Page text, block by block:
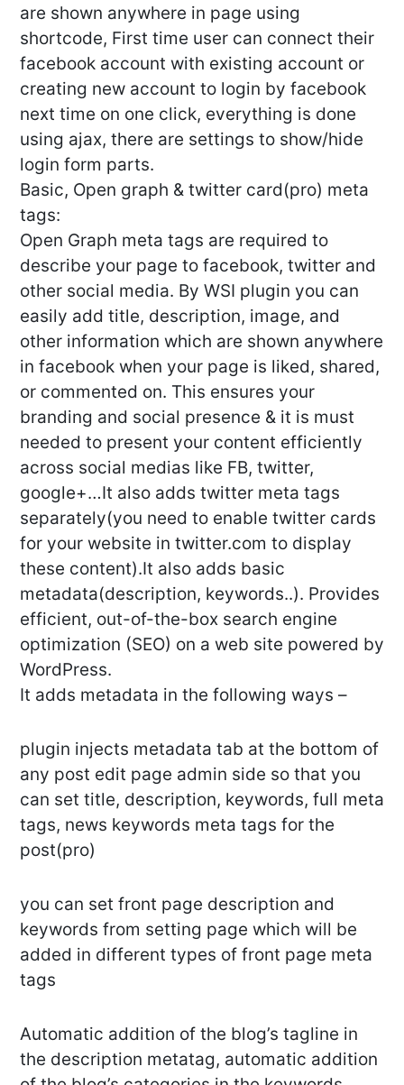
are shown anywhere in page using
shortcode, First time user can connect their
facebook account with existing account or
creating new account to login by facebook
next time on one click, everything is done
using ajax, there are settings to show/hide
login form parts.
Basic, Open graph & twitter card(pro) meta
tags:
Open Graph meta tags are required to
describe your page to facebook, twitter and
other social media. By WSI plugin you can
easily add title, description, image, and
other information which are shown anywhere
in facebook when your page is liked, shared,
or commented on. This ensures your
branding and social presence & it is must
needed to present your content efficiently
across social medias like FB, twitter,
google+…It also adds twitter meta tags
separately(you need to enable twitter cards
for your website in twitter.com to display
these content).It also adds basic
metadata(description, keywords..). Provides
efficient, out-of-the-box search engine
optimization (SEO) on a web site powered by
WordPress.
It adds metadata in the following ways –
plugin injects metadata tab at the bottom of
any post edit page admin side so that you
can set title, description, keywords, full meta
tags, news keywords meta tags for the
post(pro)
you can set front page description and
keywords from setting page which will be
added in different types of front page meta
tags
Automatic addition of the blog’s tagline in
the description metatag, automatic addition